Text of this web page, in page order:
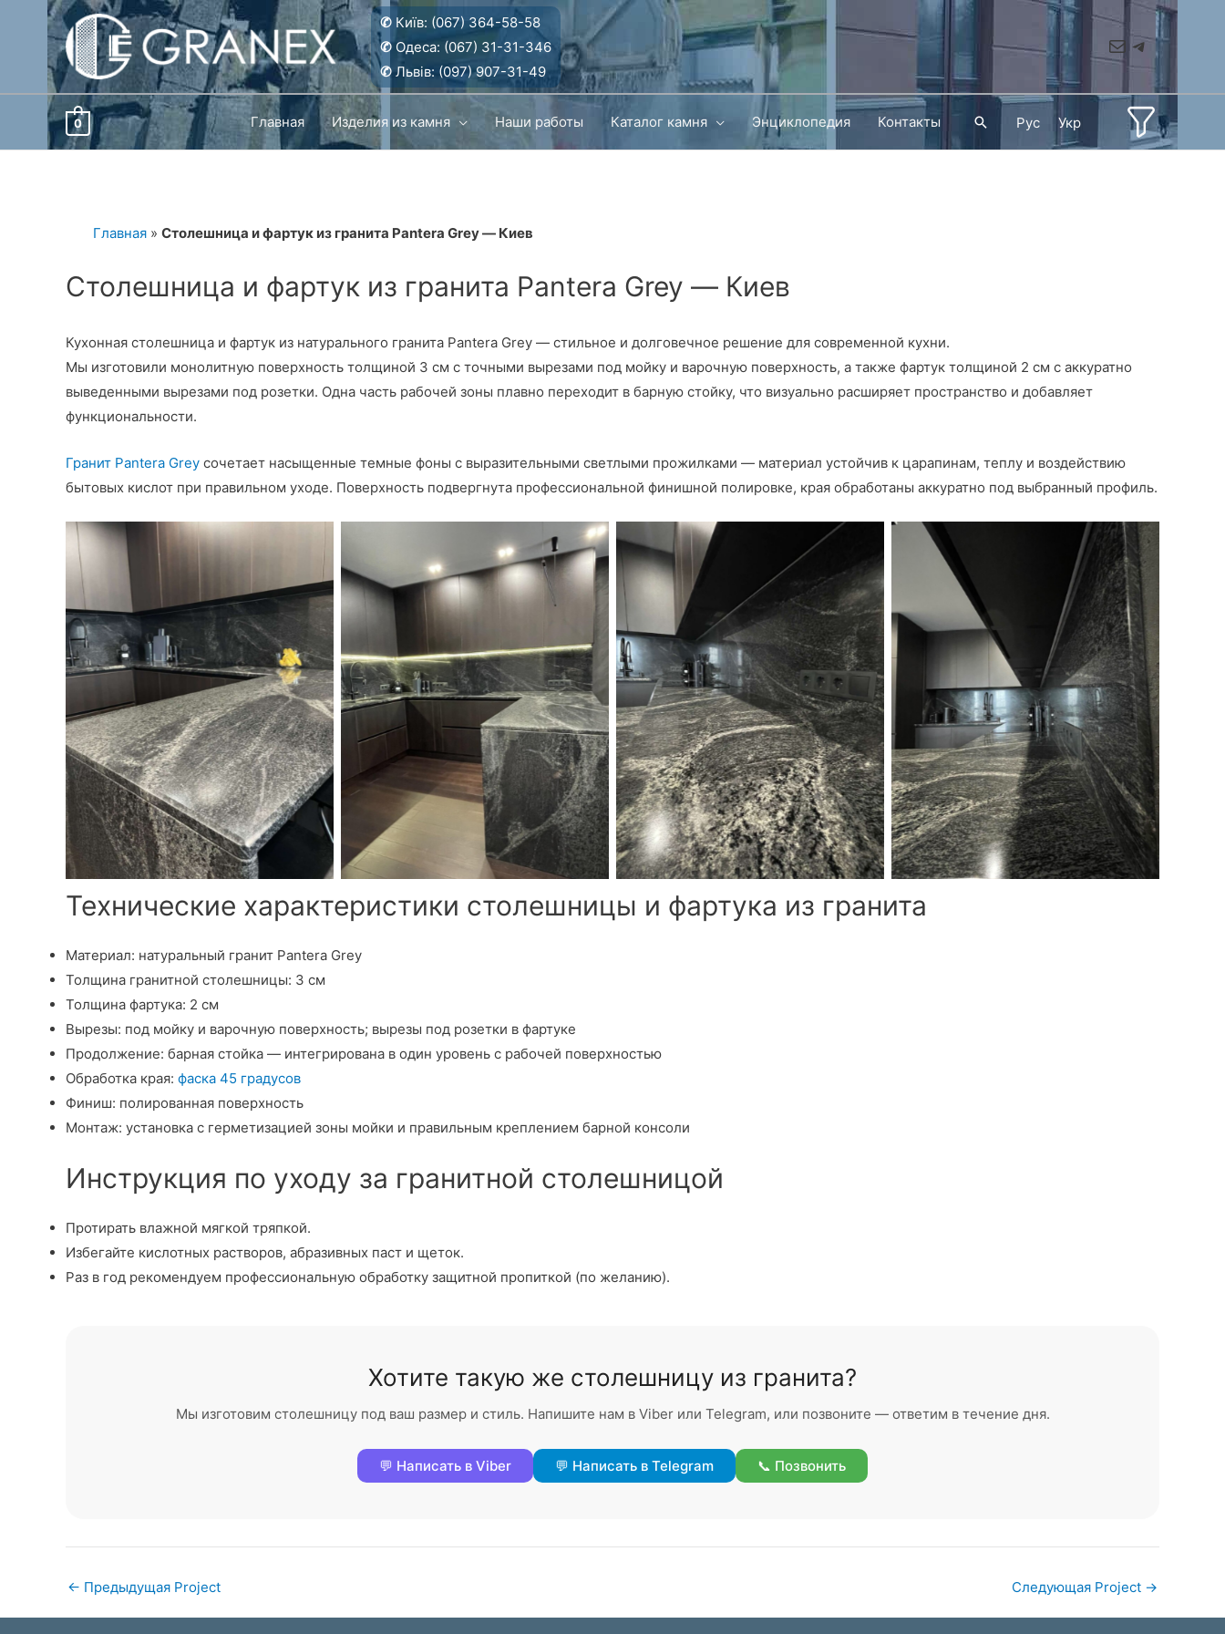
Перейти
содержимому
✆ Київ: (067) 364-58-58
✆Одеса: (067) 31-31-346
✆Львів: (097) 907-31-49
MailTelegram
0 Главная Изделия из камня Наши работы Каталог камня Энциклопедия Контакты ПоискРус Укр
Главная » Столешница и фартук из гранита Pantera Grey — Киев
Столешница и фартук из гранита Pantera Grey — Киев
Кухонная столешница и фартук из натурального гранита Pantera Grey — стильное и долговечное решение для современной кухни.
Мы изготовили монолитную поверхность толщиной 3 см с точными вырезами под мойку и варочную поверхность, а также фартук толщиной 2 см с аккуратно
выведенными вырезами под розетки. Одна часть рабочей зоны плавно переходит в барную стойку, что визуально расширяет пространство и добавляет
функциональности.
Гранит Pantera Grey сочетает насыщенные темные фоны с выразительными светлыми прожилками — материал устойчив к царапинам, теплу и воздействию
бытовых кислот при правильном уходе. Поверхность подвергнута профессиональной финишной полировке, края обработаны аккуратно под выбранный профиль.
Кухонная столешница из гранита
Pantera Grey
Кухонная столешница из гранита
Pantera Grey
Фартук 2 см с вырезами под розетки
— аккуратное совмещение функции
и дизайна
Столешница Pantera Grey 3 см с
барной стойкой
Технические характеристики столешницы и фартука из гранита
Материал: натуральный гранит Pantera Grey
Толщина гранитной столешницы: 3 см
Толщина фартука: 2 см
Вырезы: под мойку и варочную поверхность; вырезы под розетки в фартуке
Продолжение: барная стойка — интегрирована в один уровень с рабочей поверхностью
Обработка края: фаска 45 градусов
Финиш: полированная поверхность
Монтаж: установка с герметизацией зоны мойки и правильным креплением барной консоли
Инструкция по уходу за гранитной столешницой
Протирать влажной мягкой тряпкой.
Избегайте кислотных растворов, абразивных паст и щеток.
Раз в год рекомендуем профессиональную обработку защитной пропиткой (по желанию).
Хотите такую же столешницу из гранита?
Мы изготовим столешницу под ваш размер и стиль. Напишите нам в Viber или Telegram, или позвоните — ответим в течение дня.
💬 Написать в Viber 💬 Написать в Telegram 📞 Позвонить
← Предыдущая Project Следующая Project →